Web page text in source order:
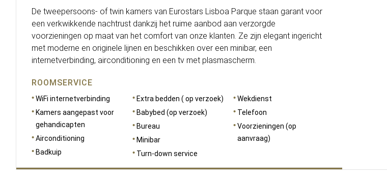
De tweepersoons- of twin kamers van Eurostars Lisboa Parque staan garant voor
een verkwikkende nachtrust dankzij het ruime aanbod aan verzorgde
voorzieningen op maat van het comfort van onze klanten. Ze zijn elegant ingericht
met moderne en originele lijnen en beschikken over een minibar, een
internetverbinding, airconditioning en een tv met plasmascherm.
ROOMSERVICE
WiFi internetverbinding
Kamers aangepast voor
gehandicapten
Airconditioning
Badkuip
Extra bedden ( op verzoek)
Babybed (op verzoek)
Bureau
Minibar
Turn-down service
Wekdienst
Telefoon
Voorzieningen (op
aanvraag)